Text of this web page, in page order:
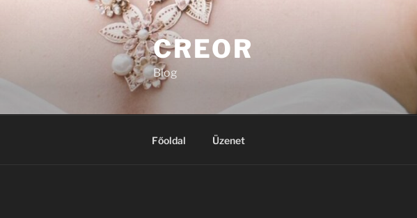
CREOR
Blog
Főoldal Üzenet